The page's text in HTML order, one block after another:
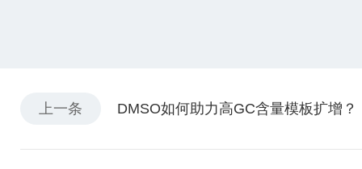
上一条 DMSO如何助力高GC含量模板扩增？